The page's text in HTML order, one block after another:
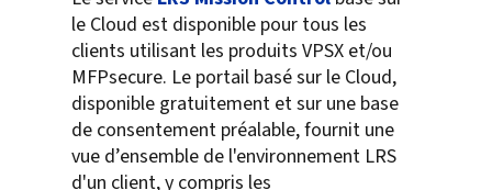
le Cloud est disponible pour tous les
clients utilisant les produits VPSX et/ou
MFPsecure. Le portail basé sur le Cloud,
disponible gratuitement et sur une base
de consentement préalable, fournit une
vue d’ensemble de l'environnement LRS
d'un client, y compris les